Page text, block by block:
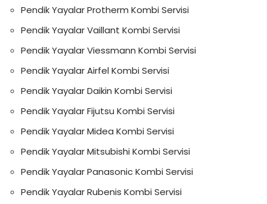
Pendik Yayalar Protherm Kombi Servisi
Pendik Yayalar Vaillant Kombi Servisi
Pendik Yayalar Viessmann Kombi Servisi
Pendik Yayalar Airfel Kombi Servisi
Pendik Yayalar Daikin Kombi Servisi
Pendik Yayalar Fijutsu Kombi Servisi
Pendik Yayalar Midea Kombi Servisi
Pendik Yayalar Mitsubishi Kombi Servisi
Pendik Yayalar Panasonic Kombi Servisi
Pendik Yayalar Rubenis Kombi Servisi